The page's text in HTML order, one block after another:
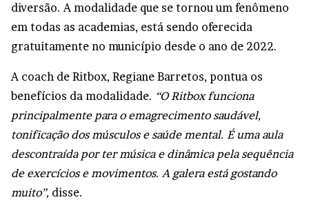
diversão. A modalidade que se tornou um fenômeno
em todas as academias, está sendo oferecida
gratuitamente no município desde o ano de 2022.
A coach de Ritbox, Regiane Barretos, pontua os
benefícios da modalidade. “O Ritbox funciona
principalmente para o emagrecimento saudável,
tonificação dos músculos e saúde mental. É uma aula
descontraída por ter música e dinâmica pela sequência
de exercícios e movimentos. A galera está gostando
muito”, disse.